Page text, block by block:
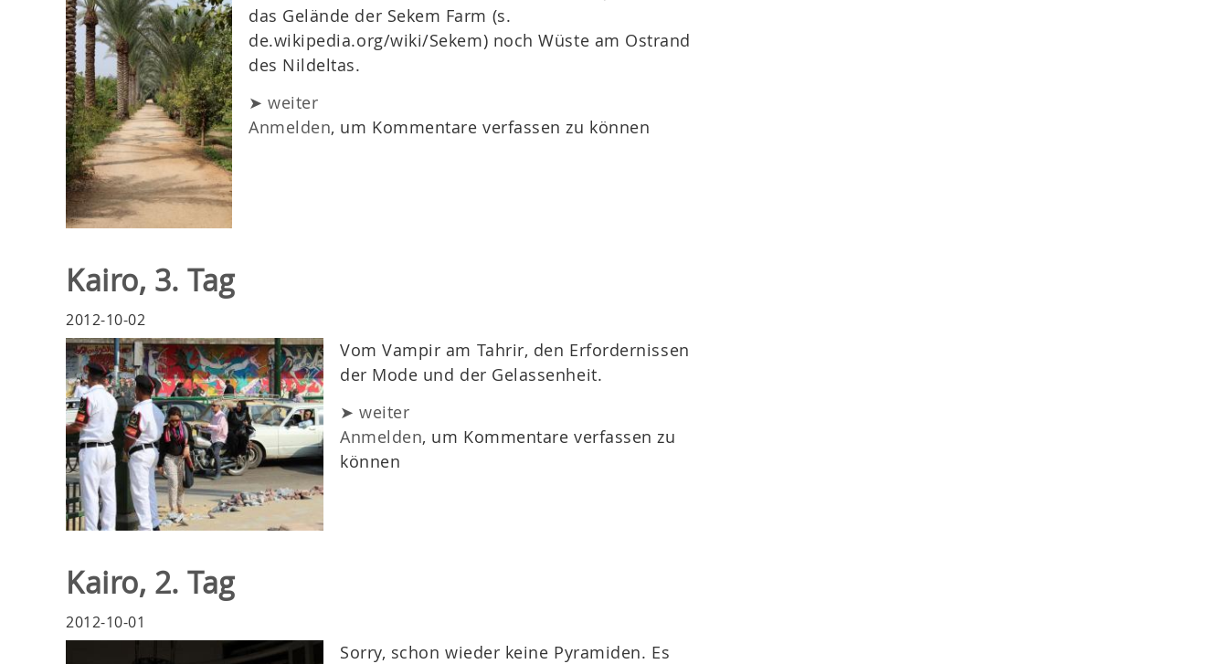
das Gelände der Sekem Farm (s.
de.wikipedia.org/wiki/Sekem) noch Wüste am Ostrand
des Nildeltas.
➤ weiter
Anmelden, um Kommentare verfassen zu können
Kairo, 3. Tag
2012-10-02
Vom Vampir am Tahrir, den Erfordernissen
der Mode und der Gelassenheit.
➤ weiter
Anmelden, um Kommentare verfassen zu
können
Kairo, 2. Tag
2012-10-01
Sorry, schon wieder keine Pyramiden. Es